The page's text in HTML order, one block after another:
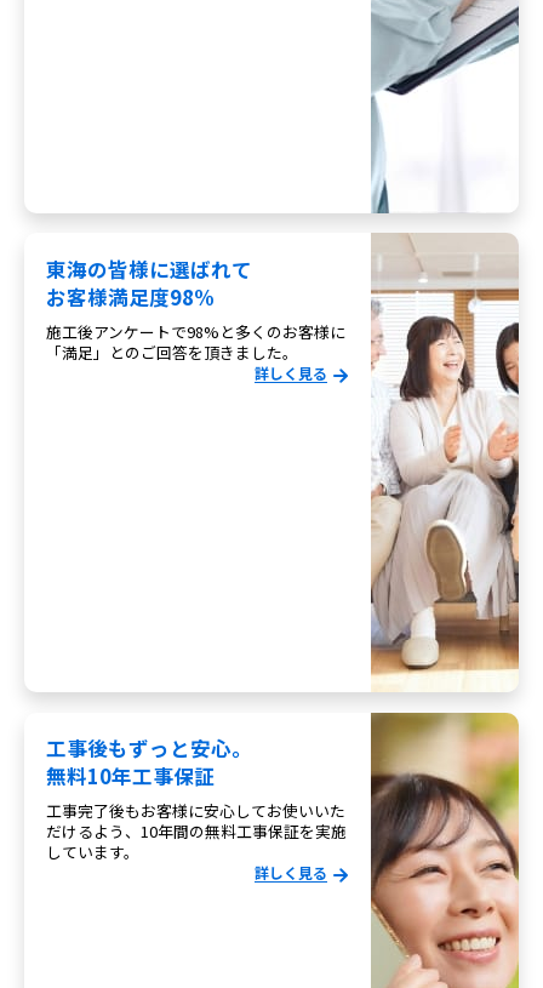
東海の皆様に選ばれて
お客様満足度98%
施工後アンケートで98%と多くのお客様に
「満足」とのご回答を頂きました。
詳しく見る
工事後もずっと安心。
無料10年工事保証
工事完了後もお客様に安心してお使いいた
だけるよう、10年間の無料工事保証を実施
しています。
詳しく見る